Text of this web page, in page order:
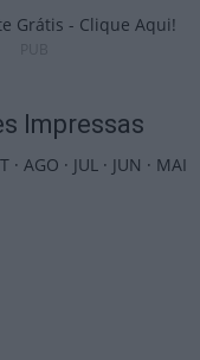
Impressas
· AGO · JUL· JUN · MAI